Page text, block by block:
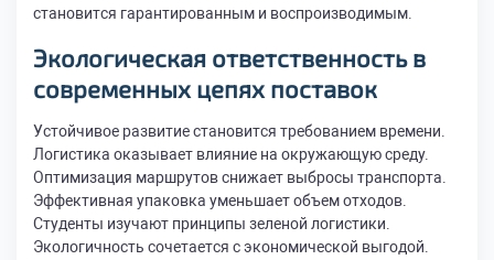
становится гарантированным и воспроизводимым.
Экологическая ответственность в
современных цепях поставок
Устойчивое развитие становится требованием времени.
Логистика оказывает влияние на окружающую среду.
Оптимизация маршрутов снижает выбросы транспорта.
Эффективная упаковка уменьшает объем отходов.
Студенты изучают принципы зеленой логистики.
Экологичность сочетается с экономической выгодой.